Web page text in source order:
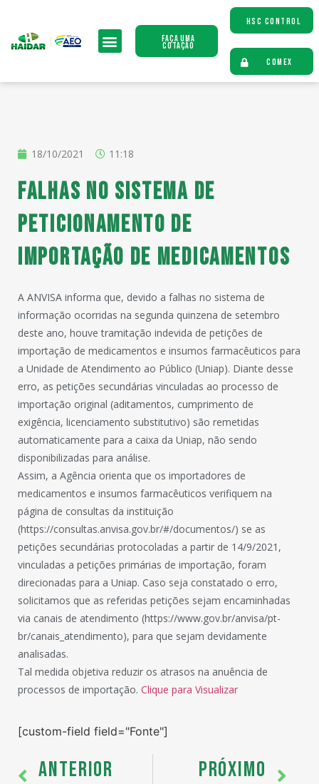
Faça uma
Cotação
HSC CONTROL
COMEX
18/10/2021 11:18
Falhas no sistema de
peticionamento de
importação de medicamentos
A ANVISA informa que, devido a falhas no sistema de
informação ocorridas na segunda quinzena de setembro
deste ano, houve tramitação indevida de petições de
importação de medicamentos e insumos farmacêuticos para
a Unidade de Atendimento ao Público (Uniap). Diante desse
erro, as petições secundárias vinculadas ao processo de
importação original (aditamentos, cumprimento de
exigência, licenciamento substitutivo) são remetidas
automaticamente para a caixa da Uniap, não sendo
disponibilizadas para análise.
Assim, a Agência orienta que os importadores de
medicamentos e insumos farmacêuticos verifiquem na
página de consultas da instituição
(https://consultas.anvisa.gov.br/#/documentos/) se as
petições secundárias protocoladas a partir de 14/9/2021,
vinculadas a petições primárias de importação, foram
direcionadas para a Uniap. Caso seja constatado o erro,
solicitamos que as referidas petições sejam encaminhadas
via canais de atendimento (https://www.gov.br/anvisa/pt-
br/canais_atendimento), para que sejam devidamente
analisadas.
Tal medida objetiva reduzir os atrasos na anuência de
processos de importação. Clique para Visualizar
[custom-field field="Fonte"]
ANTERIOR PRÓXIMO